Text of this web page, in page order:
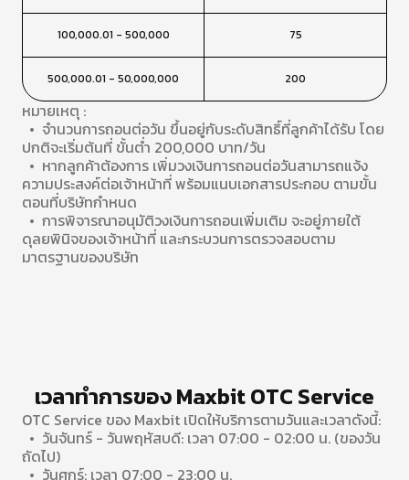
100,000.01 - 500,000 75
500,000.01 - 50,000,000 200
หมายเหตุ :
• จํานวนการถอนต่อวัน ขึ้นอยู่กับระดับสิทธิ์ที่ลูกค้าได้รับ โดย
ปกติจะเริ่มต้นที่ ขั้นต่ำ 200,000 บาท/วัน
• หากลูกค้าต้องการ เพิ่มวงเงินการถอนต่อวันสามารถแจ้ง
ความประสงค์ต่อเจ้าหน้าที่ พร้อมแนบเอกสารประกอบ ตามขั้น
ตอนที่บริษัทกำหนด
• การพิจารณาอนุมัติวงเงินการถอนเพิ่มเติม จะอยู่ภายใต้
ดุลยพินิจของเจ้าหน้าที่ และกระบวนการตรวจสอบตาม
มาตรฐานของบริษัท
เวลาทำการของ Maxbit OTC Service
OTC Service ของ Maxbit เปิดให้บริการตามวันและเวลาดังนี้:
• วันจันทร์ - วันพฤหัสบดี: เวลา 07:00 - 02:00 น. (ของวัน
ถัดไป)
• วันศุกร์: เวลา 07:00 - 23:00 น.